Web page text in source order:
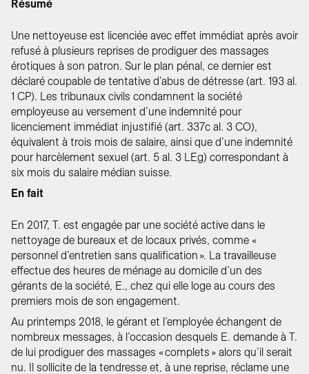
Résumé
Une nettoyeuse est licenciée avec effet immédiat après avoir
refusé à plusieurs reprises de prodiguer des massages
érotiques à son patron. Sur le plan pénal, ce dernier est
déclaré coupable de tentative d’abus de détresse (art. 193 al.
1 CP). Les tribunaux civils condamnent la société
employeuse au versement d’une indemnité pour
licenciement immédiat injustifié (art. 337c al. 3 CO),
équivalent à trois mois de salaire, ainsi que d’une indemnité
pour harcèlement sexuel (art. 5 al. 3 LEg) correspondant à
six mois du salaire médian suisse.
En fait
En 2017, T. est engagée par une société active dans le
nettoyage de bureaux et de locaux privés, comme «
personnel d’entretien sans qualification ». La travailleuse
effectue des heures de ménage au domicile d’un des
gérants de la société, E., chez qui elle loge au cours des
premiers mois de son engagement.
Au printemps 2018, le gérant et l’employée échangent de
nombreux messages, à l’occasion desquels E. demande à T.
de lui prodiguer des massages « complets » alors qu’il serait
nu. Il sollicite de la tendresse et, à une reprise, réclame une